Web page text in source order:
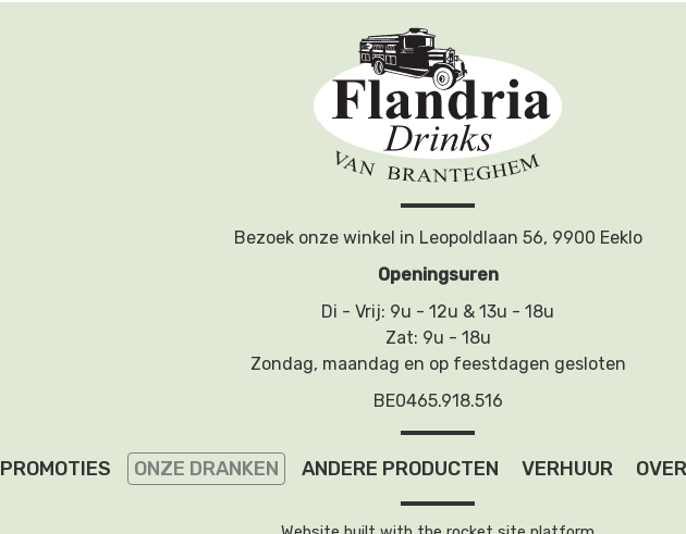
Bezoek onze winkel in Leopoldlaan 56, 9900 Eeklo
Openingsuren
Di - Vrij: 9u - 12u & 13u - 18u
Zat: 9u - 18u
Zondag, maandag en op feestdagen gesloten
BE0465.918.516
PROMOTIES ONZE DRANKEN ANDERE PRODUCTEN VERHUUR